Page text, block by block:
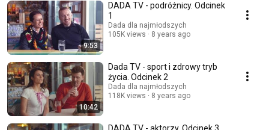
9:53
DADA TV - podróżnicy. Odcinek
1
Dada dla najmłodszych
105K views
8 years ago
10:42
Dada TV - sport i zdrowy tryb
życia. Odcinek 2
Dada dla najmłodszych
118K views
8 years ago